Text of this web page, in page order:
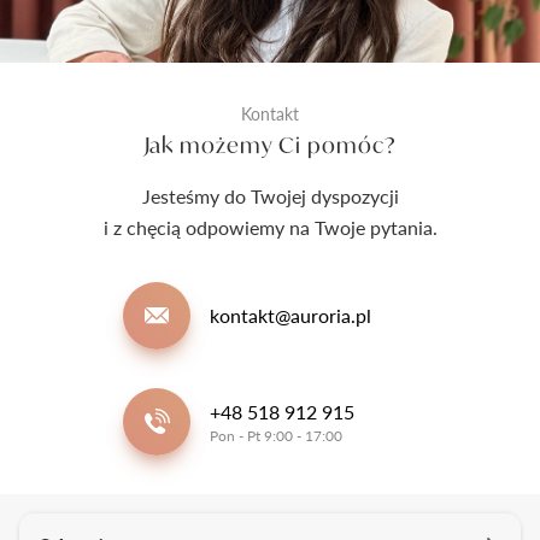
Kontakt
Jak możemy Ci pomóc?
Jesteśmy do Twojej dyspozycji
i z chęcią odpowiemy na Twoje pytania.
kontakt@auroria.pl
+48 518 912 915
Pon - Pt 9:00 - 17:00